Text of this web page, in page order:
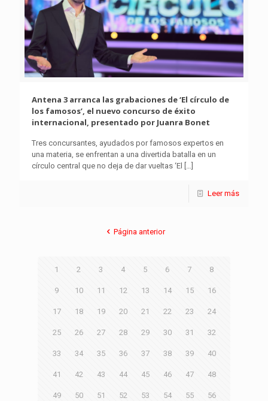
Antena 3 arranca las grabaciones de ‘El círculo de
los famosos’, el nuevo concurso de éxito
internacional, presentado por Juanra Bonet
Tres concursantes, ayudados por famosos expertos en
una materia, se enfrentan a una divertida batalla en un
círculo central que no deja de dar vueltas ‘El
[…]
Leer más
Página anterior
1 2 3 4 5 6 7 8
9 10 11 12 13 14 15 16
17 18 19 20 21 22 23 24
25 26 27 28 29 30 31 32
33 34 35 36 37 38 39 40
41 42 43 44 45 46 47 48
49 50 51 52 53 54 55 56